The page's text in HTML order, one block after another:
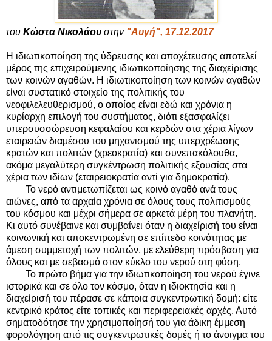
του Κώστα Νικολάου στην "Αυγή", 17.12.2017
Η ιδιωτικοποίηση της ύδρευσης και αποχέτευσης αποτελεί
μέρος της επιχειρούμενης ιδιωτικοποίησης της διαχείρισης
των κοινών αγαθών. Η ιδιωτικοποίηση των κοινών αγαθών
είναι συστατικό στοιχείο της πολιτικής του
νεοφιλελευθερισμού, ο οποίος είναι εδώ και χρόνια η
κυρίαρχη επιλογή του συστήματος, διότι εξασφαλίζει
υπερσυσσώρευση κεφαλαίου και κερδών στα χέρια λίγων
εταιρειών διαμέσου του μηχανισμού της υπερχρέωσης
κρατών και πολιτών (χρεοκρατία) και συνεπακόλουθα,
ακόμα μεγαλύτερη συγκέντρωση πολιτικής εξουσίας στα
χέρια των ιδίων (εταιρειοκρατία αντί για δημοκρατία).
Το νερό αντιμετωπίζεται ως κοινό αγαθό ανά τους
αιώνες, από τα αρχαία χρόνια σε όλους τους πολιτισμούς
του κόσμου και μέχρι σήμερα σε αρκετά μέρη του πλανήτη.
Κι αυτό συνέβαινε και συμβαίνει όταν η διαχείρισή του είναι
κοινωνική και αποκεντρωμένη σε επίπεδο κοινότητας με
άμεση συμμετοχή των πολιτών, με ελεύθερη πρόσβαση για
όλους και με σεβασμό στον κύκλο του νερού στη φύση.
Το πρώτο βήμα για την ιδιωτικοποίηση του νερού έγινε
ιστορικά και σε όλο τον κόσμο, όταν η ιδιοκτησία και η
διαχείρισή του πέρασε σε κάποια συγκεντρωτική δομή: είτε
κεντρικό κράτος είτε τοπικές και περιφερειακές αρχές. Αυτό
σηματοδότησε την χρησιμοποίησή του για άδικη έμμεση
φορολόγηση από τις συγκεντρωτικές δομές ή το άνοιγμα του